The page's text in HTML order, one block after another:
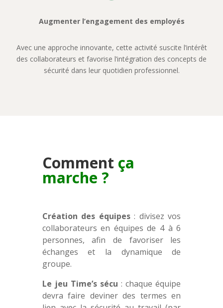
Augmenter l’engagement des employés
Avec une approche innovante, cette activité suscite l’intérêt
des collaborateurs et favorise l’intégration des concepts de
sécurité dans leur quotidien professionnel.
Comment ça
marche ?
Création des équipes: divisez vos
collaborateurs en équipes de 4 à 6
personnes, afin de favoriser les
échanges et la dynamique de
groupe.
Le jeu Time’s sécu : chaque équipe
devra faire deviner des termes en